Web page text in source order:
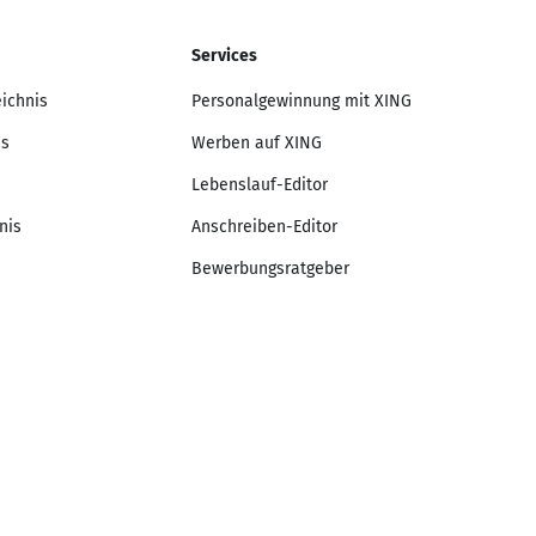
Services
Personalgewinnung mit XING
Werben auf XING
Lebenslauf-Editor
Anschreiben-Editor
Bewerbungsratgeber